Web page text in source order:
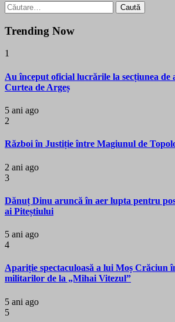
Caută
după:
Trending Now
1
Au început oficial lucrările la secțiunea de
Curtea de Argeș
5 ani ago
2
Război în Justiție între Magiunul de
2 ani ago
3
Dănuț Dinu aruncă în aer lupta pentru
ai Piteștiului
5 ani ago
4
Apariție spectaculoasă a lui Moș Crăciun
militarilor de la „Mihai Vitezul”
5 ani ago
5